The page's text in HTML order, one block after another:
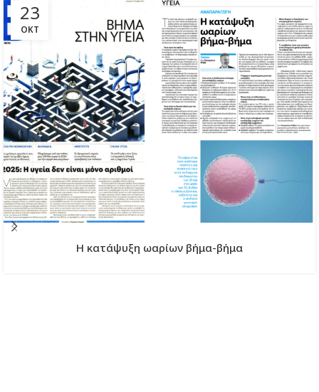
23
ΟΚΤ
H κατάψυξη ωαρίων βήμα-βήμα